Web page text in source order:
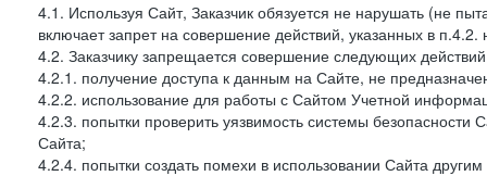
4.1. Используя Сайт, Заказчик обязуется не нарушать (не
включает запрет на совершение действий, указанных в
4.2. Заказчику запрещается совершение следующих
4.2.1. получение доступа к данным на Сайте, не
4.2.2. использование для работы с Сайтом Учетной
4.2.3. попытки проверить уязвимость системы
Сайта;
4.2.4. попытки создать помехи в использовании Сайта